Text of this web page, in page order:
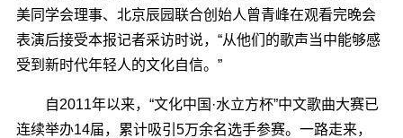
美同学会理事、北京辰园联合创始人曾青峰在观看完晚会
表演后接受本报记者采访时说，“从他们的歌声当中能够感
受到新时代年轻人的文化自信。”
自2011年以来，“文化中国·水立方杯”中文歌曲大赛已
连续举办14届，累计吸引5万余名选手参赛。一路走来，